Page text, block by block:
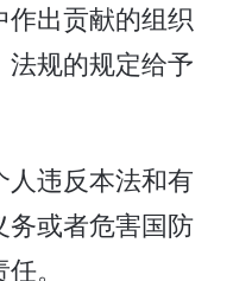
出贡献的组织
规的规定给予
违反本法和有
务或者危害国防
。